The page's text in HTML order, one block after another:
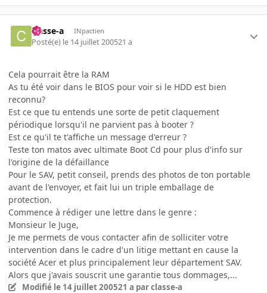
classe-a INpactien
Posté(e) le 14 juillet 200521 a
Cela pourrait être la RAM
As tu été voir dans le BIOS pour voir si le HDD est bien
reconnu?
Est ce que tu entends une sorte de petit claquement
périodique lorsqu'il ne parvient pas à booter ?
Est ce qu'il te t'affiche un message d'erreur ?
Teste ton matos avec ultimate Boot Cd pour plus d'info sur
l'origine de la défaillance
Pour le SAV, petit conseil, prends des photos de ton portable
avant de l'envoyer, et fait lui un triple emballage de
protection.
Commence à rédiger une lettre dans le genre :
Monsieur le Juge,
Je me permets de vous contacter afin de solliciter votre
intervention dans le cadre d'un litige mettant en cause la
société Acer et plus principalement leur département SAV.
Alors que j'avais souscrit une garantie tous dommages,...
Modifié le 14 juillet 200521 a par classe-a